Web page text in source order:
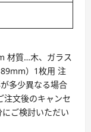
材質…木、ガラス
）1枚用 注
多少異なる場合
文後のキャンセ
ご検討いただい